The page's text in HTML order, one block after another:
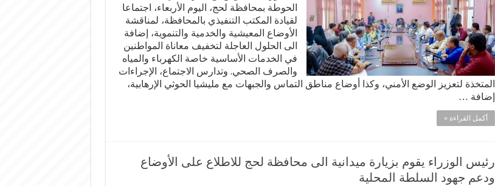
الحوطة بمحافظة لحج، اليوم الأربعاء، اجتماعا
لقيادة المكتب التنفيذي بالمحافظة، لمناقشة
الأوضاع المعيشية والخدمية والتنموية، إضافة
الى الحلول العاجلة لتخفيف معاناة المواطنين
في الخدمات الأساسية خاصة الكهرباء والمياه
والصرف الصحي. وتدارس الاجتماع، الإجراءات
المتخذة لتعزيز الوضع الأمني، وكذا أوضاع مناطق التماس والجبهات مع مليشيا الحوثي الإرهابية،
إضافة …
أكمل القراءة »
رئيس الوزراء يقوم بزيارة ميدانية الى محافظة لحج للاطلاع على الأوضاع
ودعم جهود السلطة المحلية